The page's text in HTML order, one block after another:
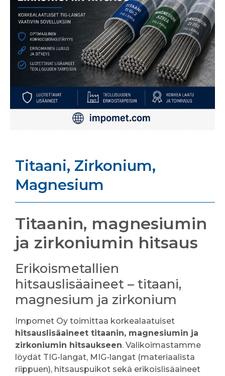
Titaani, Zirkonium,
Magnesium
Titaanin, magnesiumin
ja zirkoniumin hitsaus
Erikoismetallien
hitsauslisäaineet – titaani,
magnesium ja zirkonium
Impomet Oy toimittaa korkealaatuiset
hitsauslisäaineet titaanin, magnesiumin ja
zirkoniumin hitsaukseen. Valikoimastamme
löydät TIG-langat, MIG-langat (materiaalista
riippuen), hitsauspuikot sekä erikoislisäaineet